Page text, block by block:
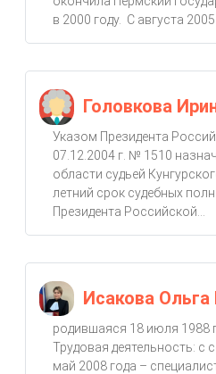
в 2000 году. С августа 2005...
Головкова
Указом Президента
07.12.2004 г. № 1510
области судьей
летний срок судебных
Президента Российской...
Исакова
родившаяся 18 июля 1988
Трудовая деятельность: с
май 2008 года –